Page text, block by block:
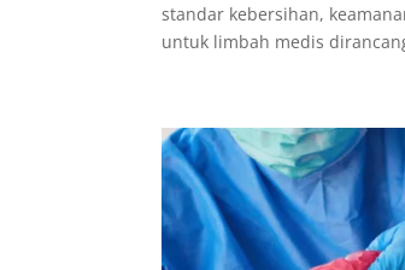
standar kebersihan,
untuk limbah medis